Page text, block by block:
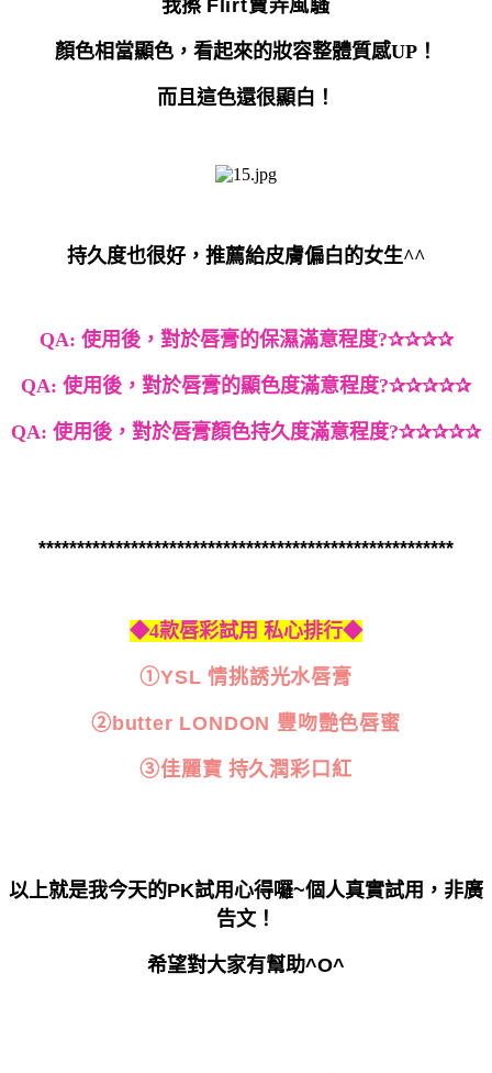
我擦 Flirt賣弄風騷
顏色相當顯色，看起來的妝容整體質感UP ！
而且這色還很顯白！
持久度也很好，推薦給皮膚偏白的女生^^
QA: 使用後， 對於唇膏的保濕滿意程度?✰✰✰✰
QA: 使用後， 對於唇膏的顯色度滿意程度?✰✰✰✰✰
QA: 使用後， 對於唇膏顏色持久度滿意程度?✰✰✰✰✰
******************************************************
◆4款唇彩試用 私心排行◆
①YSL情挑誘光水唇膏
②butter LONDON 豐吻艷色唇蜜
③佳麗寶 持久潤彩口紅
以上就是我今天的PK試用心得囉~個人真實試用，非廣
告文！
希望對大家有幫助^O^